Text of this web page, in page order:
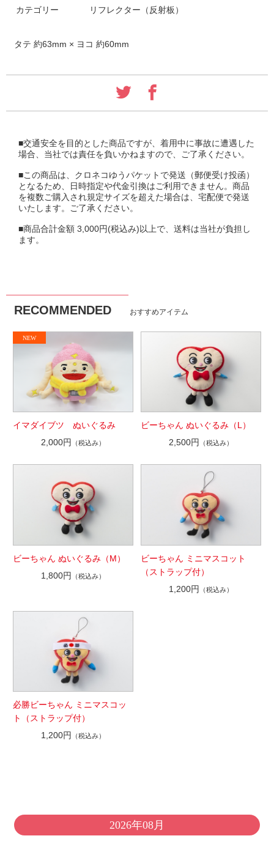
カテゴリー リフレクター（反射板）
タテ 約63mm × ヨコ 約60mm
■交通安全を目的とした商品ですが、着用中に事故に遭遇した
場合、当社では責任を負いかねますので、ご了承ください。
■この商品は、クロネコゆうパケットで発送（郵便受け投函）
となるため、日時指定や代金引換はご利用できません。商品
を複数ご購入され規定サイズを超えた場合は、宅配便で発送
いたします。ご了承ください。
■商品合計金額 3,000円(税込み)以上で、送料は当社が負担し
ます。
RECOMMENDED おすすめアイテム
イマダイブツ ぬいぐるみ
2,000円
（税込み）
ビーちゃん ぬいぐるみ（L）
2,500円
（税込み）
ビーちゃん ぬいぐるみ（M）
1,800円 （税込み）
ビーちゃん ミニマスコット
（ストラップ付）
1,200円
（税込み）
必勝ビーちゃん ミニマスコッ
ト（ストラップ付）
1,200円
（税込み）
2026年08月